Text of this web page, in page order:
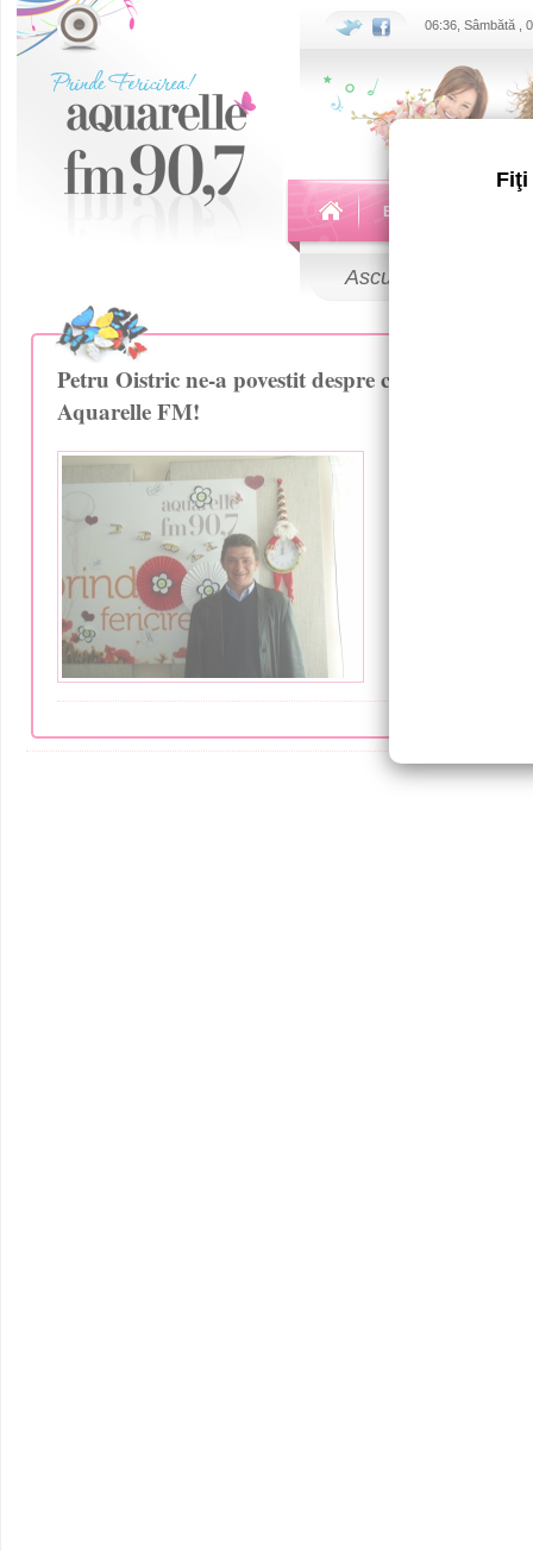
Fiţi
06:36, Sâmbătă ,
Echipa
Ascultă
Petru Oistric ne-a povestit despre cariera sa in
Aquarelle FM!